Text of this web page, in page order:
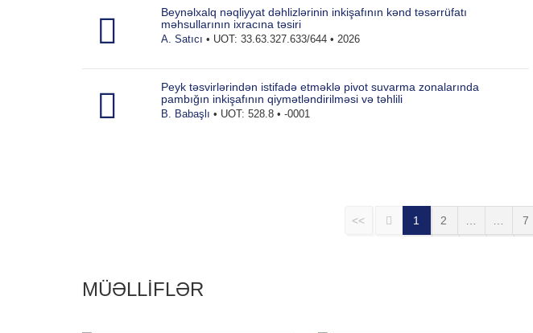
Beynəlxalq nəqliyyat dəhlizlərinin inkişafının kənd təsərrüfatı
məhsullarının ixracına təsiri
A. Satıcı • UOT: 33.63.327.633/644 • 2026
Peyk təsvirlərindən istifadə etməklə pivot suvarma zonalarında
pambığın inkişafının qiymətləndirilməsi və təhlili
B. Babaşlı • UOT: 528.8 • -0001
<< 1 2 7
MÜƏLLİFLƏR